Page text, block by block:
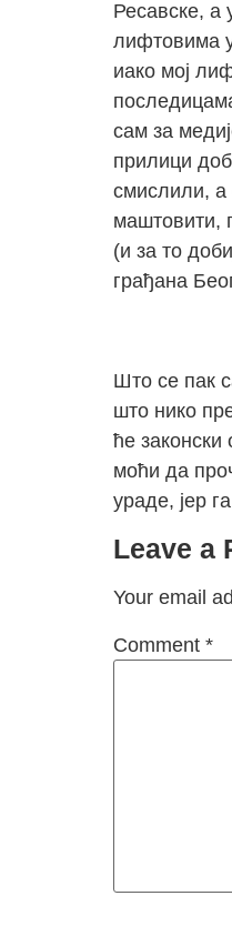
Ресавске, а
лифтовима
иако мој
сам за
прилици
смислили, а
маштовити,
(и за то
грађана
Што се пак
што нико
ће законски
моћи да
ураде, јер
Leave a
Your email
Comment *